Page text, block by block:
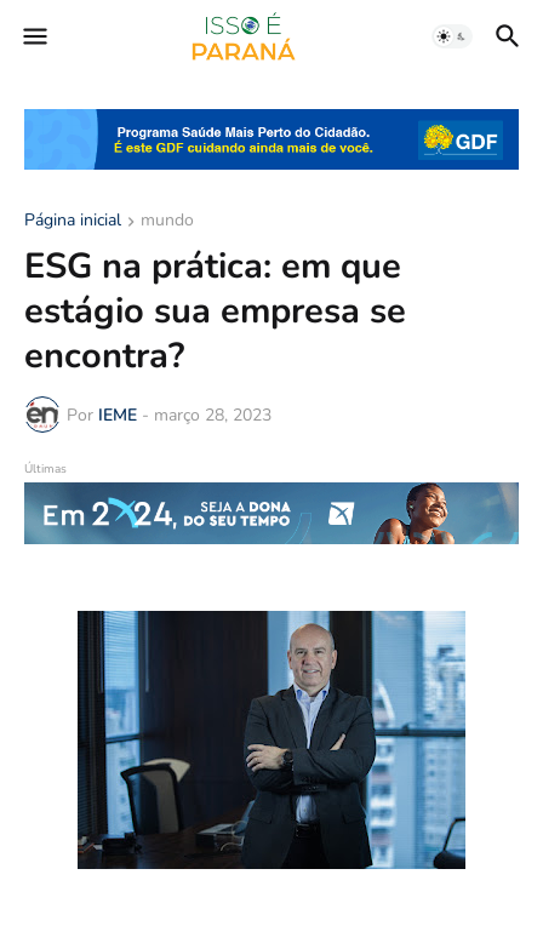
Página inicial mundo
ESG na prática: em que
estágio sua empresa se
encontra?
Por IEME - março 28, 2023
Últimas